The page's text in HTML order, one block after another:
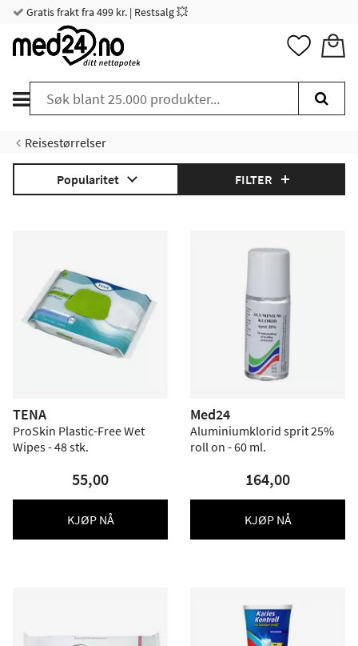
Gratis frakt fra 499 kr. | Restsalg 💥
Reisestørrelser
Popularitet FILTER
TENA
ProSkin Plastic-Free Wet
Wipes - 48 stk.
55,00
KJØP NÅ
Med24
Aluminiumklorid sprit 25%
roll on - 60 ml.
164,00
KJØP NÅ